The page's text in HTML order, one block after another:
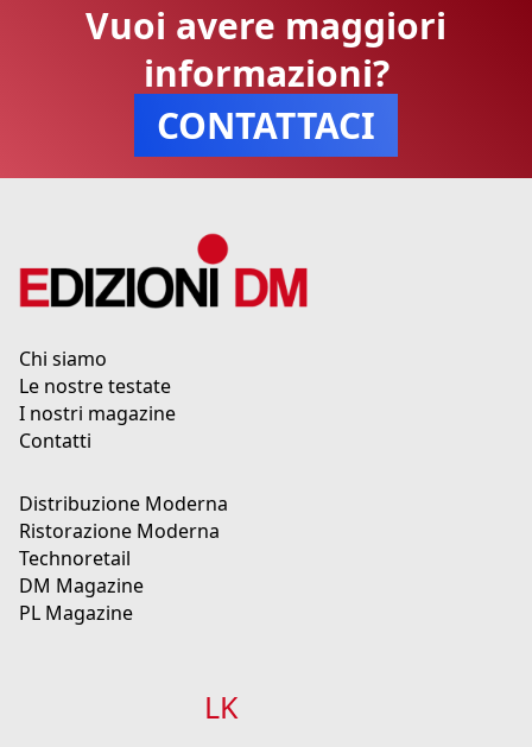
Vuoi avere maggiori
informazioni?
CONTATTACI
Chi siamo
Le nostre testate
I nostri magazine
Contatti
Distribuzione Moderna
Ristorazione Moderna
Technoretail
DM Magazine
PL Magazine
LK